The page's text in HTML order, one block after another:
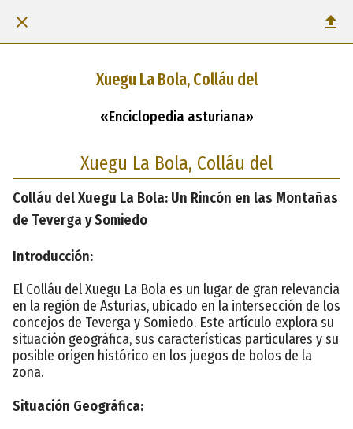
Xuegu La Bola, Colláu del
«Enciclopedia asturiana»
Xuegu La Bola, Colláu del
Colláu del Xuegu La Bola: Un Rincón en las Montañas
de Teverga y Somiedo
Introducción:
El Colláu del Xuegu La Bola es un lugar de gran relevancia
en la región de Asturias, ubicado en la intersección de los
concejos de Teverga y Somiedo. Este artículo explora su
situación geográfica, sus características particulares y su
posible origen histórico en los juegos de bolos de la
zona.
Situación Geográfica: